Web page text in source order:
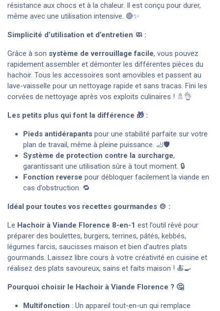
résistance aux chocs et à la chaleur. Il est conçu pour durer,
même avec une utilisation intensive. 🔴✨
Simplicité d’utilisation et d’entretien 🧼 :
Grâce à son système de verrouillage facile, vous pouvez
rapidement assembler et démonter les différentes pièces du
hachoir. Tous les accessoires sont amovibles et passent au
lave-vaisselle pour un nettoyage rapide et sans tracas. Fini les
corvées de nettoyage après vos exploits culinaires ! 🚿👌
Les petits plus qui font la différence 🎁 :
Pieds antidérapants pour une stabilité parfaite sur votre
plan de travail, même à pleine puissance. 🦶🛡️
Système de protection contre la surcharge,
garantissant une utilisation sûre à tout moment. 🔒
Fonction reverse pour débloquer facilement la viande en
cas d’obstruction. 🔁
Idéal pour toutes vos recettes gourmandes 🍲 :
Le Hachoir à Viande Florence 8-en-1 est l’outil rêvé pour
préparer des boulettes, burgers, terrines, pâtés, kebbés,
légumes farcis, saucisses maison et bien d’autres plats
gourmands. Laissez libre cours à votre créativité en cuisine et
réalisez des plats savoureux, sains et faits maison ! 🍝🍳
Pourquoi choisir le Hachoir à Viande Florence ? 🤔
Multifonction : Un appareil tout-en-un qui remplace